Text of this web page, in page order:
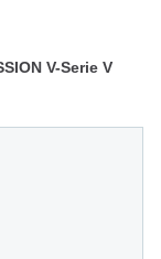
V-Serie V